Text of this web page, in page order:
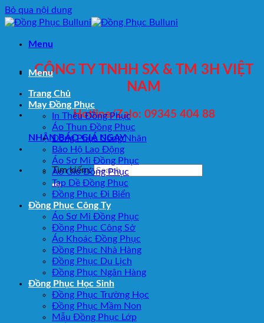
Bỏ qua nội dung
Menu
CÔNG TY TNHH SX & TM 3H VIỆT
NAM
Hotline/Zalo: 09345 404 88
NHẬN BÁO GIÁ NGAY
Tìm kiếm:
Menu
Trang Chủ
May Đồng Phục
In Thêu Đồng Phục
Áo Thun Đồng Phục
Đồng Phục Công Nhân
Bảo Hộ Lao Động
Áo Sơ Mi Đồng Phục
Áo Gió Đồng Phục
Tạp Dề Đồng Phục
Đồng Phục Đi Biển
Đồng Phục Công Ty
Áo Sơ Mi Đồng Phục
Đồng Phục Công Sở
Áo Khoác Đồng Phục
Đồng Phục Nhà Hàng
Đồng Phục Du Lịch
Đồng Phục Ngân Hàng
Đồng Phục Học Sinh
Đồng Phục Trường Học
Đồng Phục Mầm Non
Mẫu Đồng Phục Lớp